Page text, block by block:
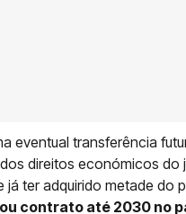
eventual transferência
direitos económicos do
já ter adquirido metade do
contrato até 2030 no